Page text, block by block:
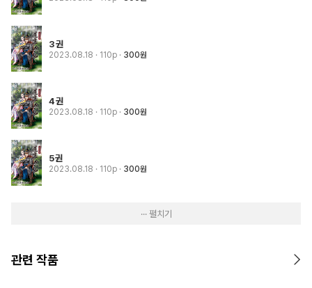
3권
2023.08.18 · 110p 300원
4권
2023.08.18 · 110p 300원
5권
2023.08.18 · 110p 300원
··· 펼치기
관련 작품